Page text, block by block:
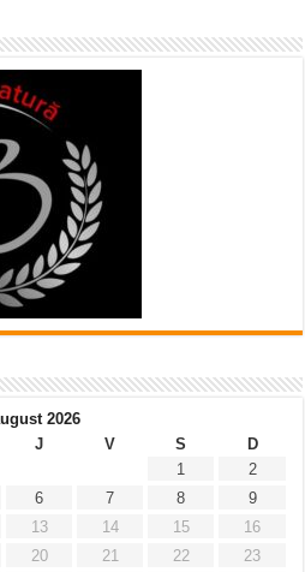
2026
J V S
D
1
2
6 7 8
9
13 14 15
16
20 21 22
23